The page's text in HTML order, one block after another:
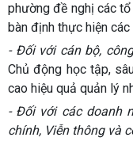
phường đề nghị các
bàn định thực hiện các
- Đối với cán bộ,
Chủ động học tập,
cao hiệu quả quản lý
- Đối với các doanh
chính, Viễn thông và